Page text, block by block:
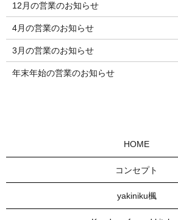
12月の営業のお知らせ
4月の営業のお知らせ
3月の営業のお知らせ
年末年始の営業のお知らせ
HOME
コンセプト
yakiniku楓